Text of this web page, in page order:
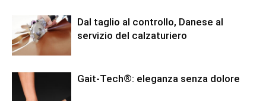
Dal taglio al controllo, Danese al
servizio del calzaturiero
Gait-Tech®: eleganza senza dolore